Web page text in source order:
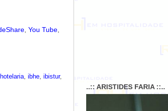
You Tube
hotelaria ibhe ibistur,
..:: ARISTIDES FARIA ::..